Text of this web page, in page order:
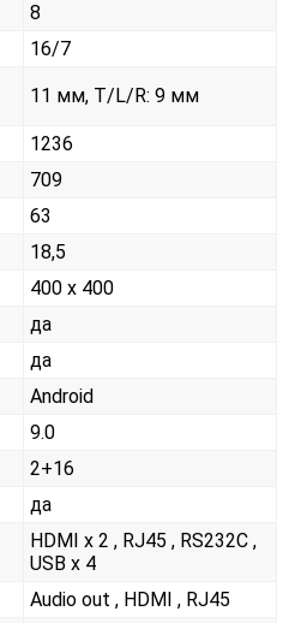
8
16/7
11 мм, T/L/R: 9 мм
1236
709
63
18,5
400 x 400
да
да
Android
9.0
2+16
да
HDMI x 2 , RJ45 , RS232С ,
USB x 4
Audio out , HDMI , RJ45